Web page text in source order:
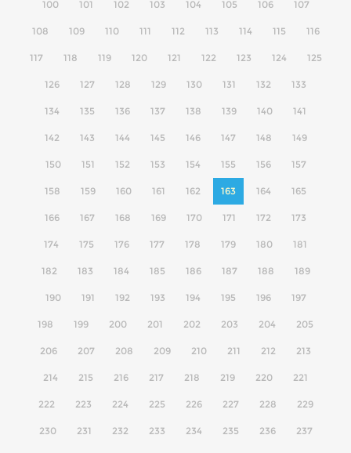
100 101 102 103 104 105 106 107
108 109 110 111 112 113 114 115 116
117 118 119 120 121 122 123 124 125
126 127 128 129 130 131 132 133
134 135 136 137 138 139 140 141
142 143 144 145 146 147 148 149
150 151 152 153 154 155 156 157
158 159 160 161 162 163 164 165
166 167 168 169 170 171 172 173
174 175 176 177 178 179 180 181
182 183 184 185 186 187 188 189
190 191 192 193 194 195 196 197
198 199 200 201 202 203 204 205
206 207 208 209 210 211 212 213
214 215 216 217 218 219 220 221
222 223 224 225 226 227 228 229
230 231 232 233 234 235 236 237